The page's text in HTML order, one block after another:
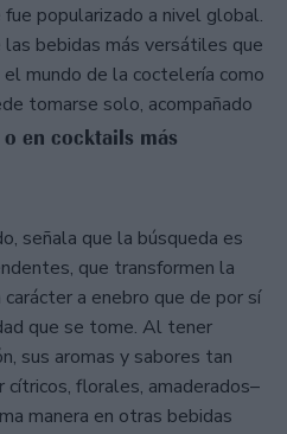
popularizado a nivel global.
las bebidas más versátiles que
mundo de la coctelería como
tomarse solo, acompañado
en cocktails más
señala que la búsqueda es
que transformen la
a enebro que de por sí
que se tome. Al tener
sus aromas y sabores tan
cítricos, florales, amaderados–
manera en otras bebidas